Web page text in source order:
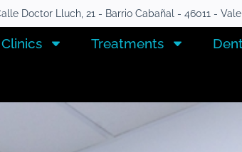
Doctor Lluch, 21 - Barrio Cabañal - 46011 -
Treatments